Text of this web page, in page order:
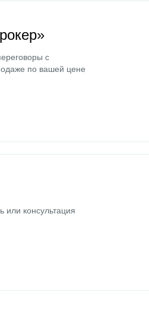
с
по вашей цене
консультация